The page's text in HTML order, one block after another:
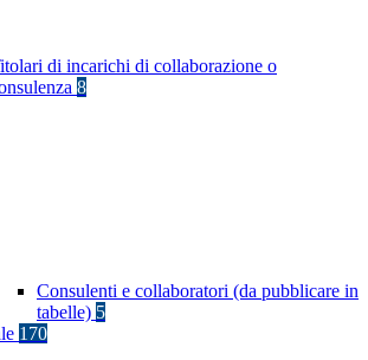
di incarichi di collaborazione o
8
Consulenti e collaboratori (da pubblicare in
tabelle) 5
170